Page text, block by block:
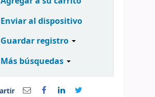
Enviar al dispositivo
Guardar registro
Más búsquedas